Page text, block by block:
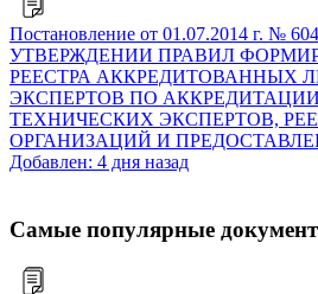
Постановление от 01.07.2014 г. №
УТВЕРЖДЕНИИ ПРАВИЛ
РЕЕСТРА АККРЕДИТОВАННЫХ
ЭКСПЕРТОВ ПО
ТЕХНИЧЕСКИХ ЭКСПЕРТОВ,
ОРГАНИЗАЦИЙ И
Добавлен: 4 дня назад
Самые популярные